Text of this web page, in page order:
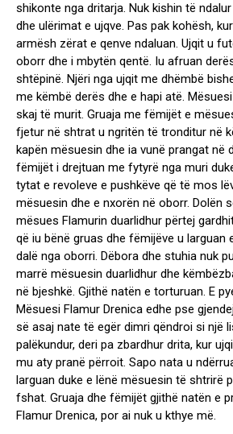
shikonte nga dritarja. Nuk kishin të
dhe ulërimat e ujqve. Pas pak kohësh,
armësh zërat e qenve ndaluan. Ujqit u
oborr dhe i mbytën qentë. Iu afruan
shtëpinë. Njëri nga ujqit me dhëmbë
me këmbë derës dhe e hapi atë.
skaj të murit. Gruaja me fëmijët e
fjetur në shtrat u ngritën të tronditur në
kapën mësuesin dhe ia vunë prangat në
fëmijët i drejtuan me fytyrë nga muri
tytat e revoleve e pushkëve që të mos
mësuesin dhe e nxorën në oborr. Dolën
mësues Flamurin duarlidhur përtej
që iu bënë gruas dhe fëmijëve u larguan
dalë nga oborri. Dëbora dhe stuhia nuk
marrë mësuesin duarlidhur dhe
në bjeshkë. Gjithë natën e torturuan. E
Mësuesi Flamur Drenica edhe pse
së asaj nate të egër dimri qëndroi si një
palëkundur, deri pa zbardhur drita, kur
mu aty pranë përroit. Sapo nata u
larguan duke e lënë mësuesin të shtrirë
fshat. Gruaja dhe fëmijët gjithë natën e
Flamur Drenica, por ai nuk u kthye më.